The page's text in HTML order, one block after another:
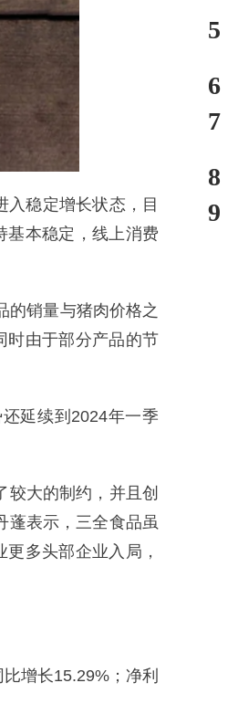
稳定增长状态，目
基本稳定，线上消费
的销量与猪肉价格之
时由于部分产品的节
延续到2024年一季
较大的制约，并且创
蓬表示，三全食品虽
多头部企业入局，
增长15.29%；净利
5
6
7
8
9